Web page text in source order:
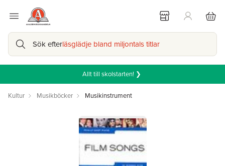
Sök efterläsglädje bland miljontals titlar
Allt till skolstarten! ❯
Kultur Musikböcker Musikinstrument